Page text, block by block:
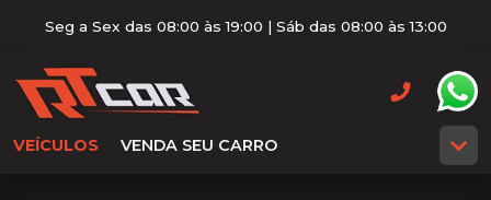
Seg a Sex das 08:00 às 19:00 | Sáb das 08:00 às 13:00
VEÍCULOS VENDA SEU CARRO